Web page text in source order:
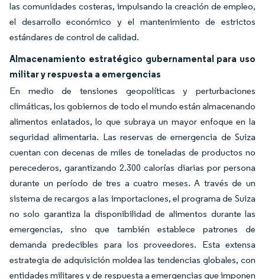
las comunidades costeras, impulsando la creación de empleo,
el desarrollo económico y el mantenimiento de estrictos
estándares de control de calidad.
Almacenamiento estratégico gubernamental para uso
militar y respuesta a emergencias
En medio de tensiones geopolíticas y perturbaciones
climáticas, los gobiernos de todo el mundo están almacenando
alimentos enlatados, lo que subraya un mayor enfoque en la
seguridad alimentaria. Las reservas de emergencia de Suiza
cuentan con decenas de miles de toneladas de productos no
perecederos, garantizando 2.300 calorías diarias por persona
durante un período de tres a cuatro meses. A través de un
sistema de recargos a las importaciones, el programa de Suiza
no solo garantiza la disponibilidad de alimentos durante las
emergencias, sino que también establece patrones de
demanda predecibles para los proveedores. Esta extensa
estrategia de adquisición moldea las tendencias globales, con
entidades militares y de respuesta a emergencias que imponen